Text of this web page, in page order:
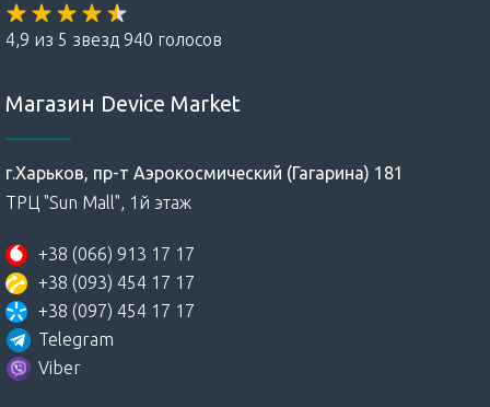
4,9 из 5 звезд 940 голосов
Магазин Device Market
г.Харьков, пр-т Аэрокосмический (Гагарина) 181
ТРЦ "Sun Mall", 1й этаж
+38 (066) 913 17 17
+38 (093) 454 17 17
+38 (097) 454 17 17
Telegram
Viber